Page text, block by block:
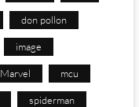
don pollon
image
Marvel mcu
spiderman